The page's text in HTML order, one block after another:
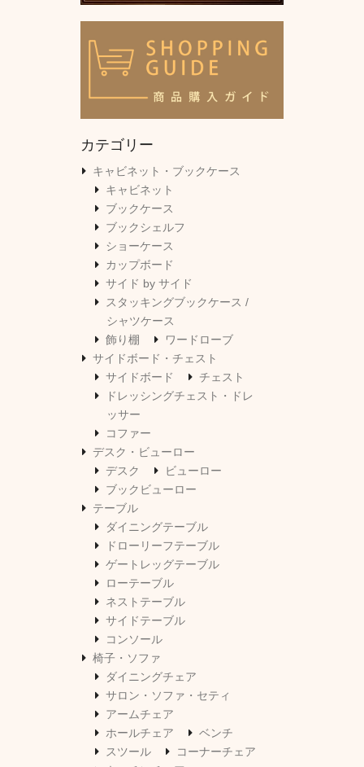
カテゴリー
キャビネット・ブックケース
キャビネット
ブックケース
ブックシェルフ
ショーケース
カップボード
サイド by サイド
スタッキングブックケース /
シャツケース
飾り棚
ワードローブ
サイドボード・チェスト
サイドボード
チェスト
ドレッシングチェスト・ドレ
ッサー
コファー
デスク・ビューロー
デスク
ビューロー
ブックビューロー
テーブル
ダイニングテーブル
ドローリーフテーブル
ゲートレッグテーブル
ローテーブル
ネストテーブル
サイドテーブル
コンソール
椅子・ソファ
ダイニングチェア
サロン・ソファ・セティ
アームチェア
ホールチェア
ベンチ
スツール
コーナーチェア